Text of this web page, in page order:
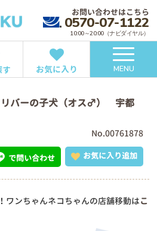
お問い合わせはこちら
0570-07-1122
10:00～20:00（ナビダイヤル）
す お気に入り MENU
リバーの子犬（オス♂） 宇都
No.00761878
お気に入り追加
で問い合わせ
ワンちゃんネコちゃんの店舗移動はこ